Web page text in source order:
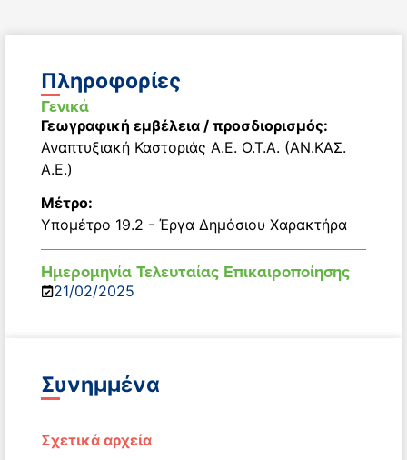
Πληροφορίες
Γενικά
Γεωγραφική εμβέλεια / προσδιορισμός:
Αναπτυξιακή Καστοριάς Α.Ε. Ο.Τ.Α. (ΑΝ.ΚΑΣ.
Α.Ε.)
Μέτρο:
Υπομέτρο 19.2 - Έργα Δημόσιου Χαρακτήρα
Ημερομηνία Τελευταίας Επικαιροποίησης
21/02/2025
Συνημμένα
Σχετικά αρχεία